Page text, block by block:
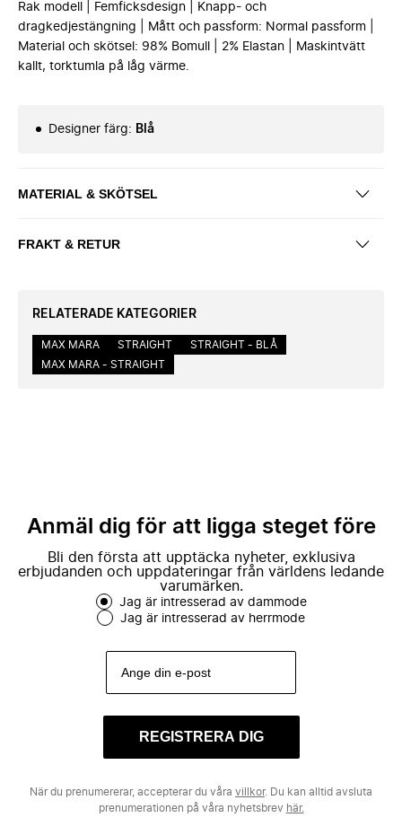
Rak modell | Femficksdesign | Knapp- och
dragkedjestängning | Mått och passform: Normal passform |
Material och skötsel: 98% Bomull | 2% Elastan | Maskintvätt
kallt, torktumla på låg värme.
Designer färg: Blå
MATERIAL & SKÖTSEL
FRAKT & RETUR
RELATERADE KATEGORIER
MAX MARA STRAIGHT
STRAIGHT - BLÅ
MAX MARA - STRAIGHT
Anmäl dig för att ligga steget före
Bli den första att upptäcka nyheter, exklusiva
erbjudanden och uppdateringar från världens ledande
varumärken.
Jag är intresserad av dammode
Jag är intresserad av herrmode
REGISTRERA DIG
När du prenumererar, accepterar du våra villkor. Du kan alltid avsluta
prenumerationen på våra nyhetsbrev här.